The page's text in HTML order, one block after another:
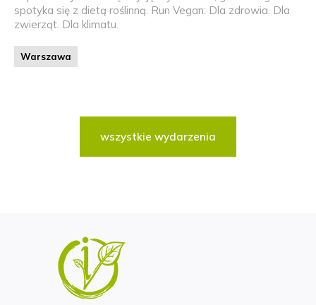
spotyka się z dietą roślinną. Run Vegan: Dla zdrowia. Dla
zwierząt. Dla klimatu.
Warszawa
wszystkie wydarzenia